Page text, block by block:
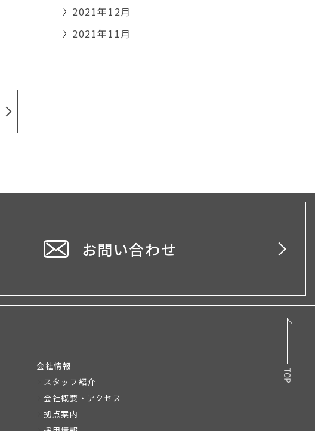
2021年12月
2021年11月
お問い合わせ
会社情報
スタッフ紹介
会社概要・アクセス
拠点案内